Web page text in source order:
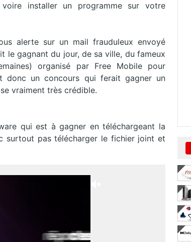
installer un programme sur votre
alerte sur un mail frauduleux envoyé
le gagnant du jour, de sa ville, du fameux
organisé par Free Mobile pour
donc un concours qui ferait gagner un
vraiment très crédible.
qui est à gagner en téléchargeant la
surtout pas télécharger le fichier joint et